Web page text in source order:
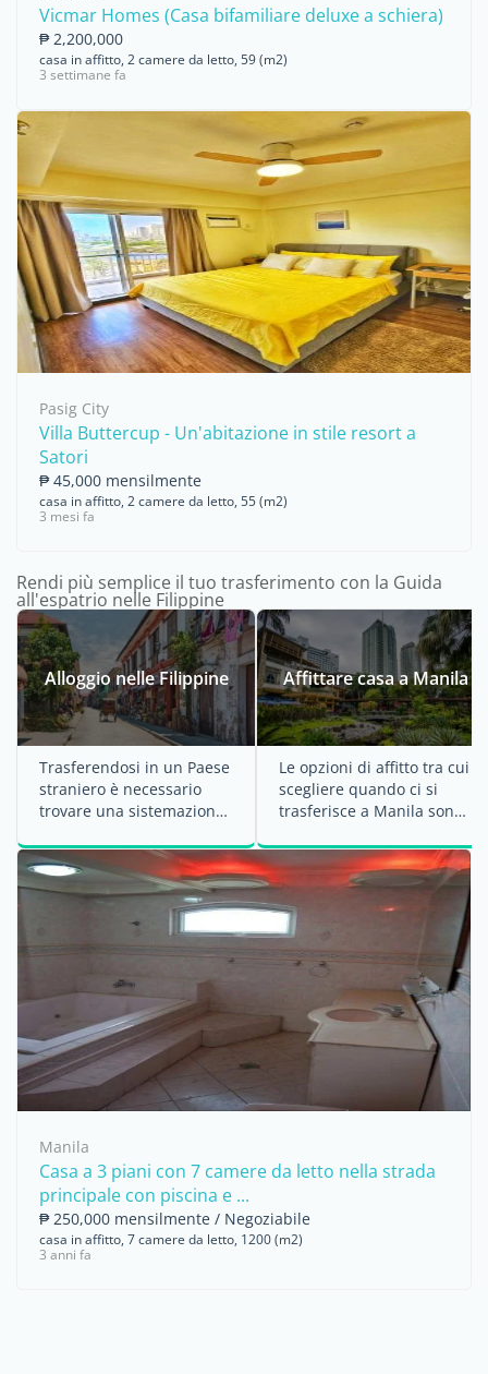
Vicmar Homes (Casa bifamiliare deluxe a schiera)
₱ 2,200,000
casa in affitto, 2 camere da letto, 59 (m2)
3 settimane fa
Pasig City
Villa Buttercup - Un'abitazione in stile resort a
Satori
₱ 45,000 mensilmente
casa in affitto, 2 camere da letto, 55 (m2)
3 mesi fa
Rendi più semplice il tuo trasferimento con la Guida
all'espatrio nelle Filippine
Alloggio nelle Filippine
Trasferendosi in un Paese
straniero è necessario
trovare una sistemazione.
diverse ...
Affittare casa a Manila
Le opzioni di affitto tra cui
scegliere quando ci si
trasferisce a Manila sono
degli ...
Manila
Casa a 3 piani con 7 camere da letto nella strada
principale con piscina e ...
₱ 250,000 mensilmente / Negoziabile
casa in affitto, 7 camere da letto, 1200 (m2)
3 anni fa